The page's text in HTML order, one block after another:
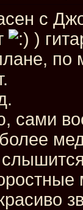
с
)
по
сами